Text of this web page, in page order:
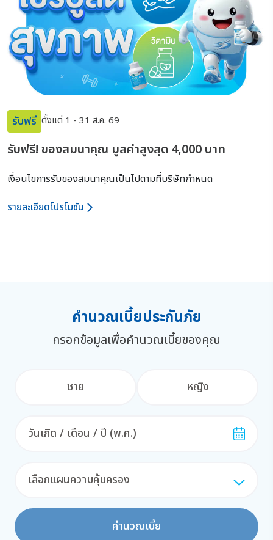
รับฟรี ตั้งแต่ 1 - 31 ส.ค. 69
รับฟรี! ของสมนาคุณ มูลค่าสูงสุด 4,000 บาท
เงื่อนไขการรับของสมนาคุณเป็นไปตามที่บริษัทกำหนด
รายละเอียดโปรโมชัน
คำนวณเบี้ยประกันภัย
กรอกข้อมูลเพื่อคำนวณเบี้ยของคุณ
ชาย หญิง
เลือกแผนความคุ้มครอง
คำนวณเบี้ย